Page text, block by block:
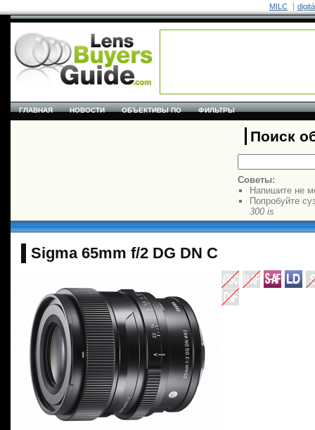
MILC
ГЛАВНАЯ НОВОСТИ ОБЪЕКТИВЫ ПО ФИЛЬТРЫ
Поиск
Советы:
Напишите не
Попробуйте
300 is
Sigma 65mm f/2 DG DN C